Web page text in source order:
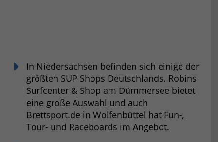
In Niedersachsen befinden sich einige der
größten SUP Shops Deutschlands. Robins
Surfcenter & Shop am Dümmersee bietet
eine große Auswahl und auch
Brettsport.de in Wolfenbüttel hat Fun-,
Tour- und Raceboards im Angebot.